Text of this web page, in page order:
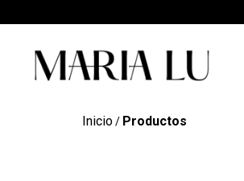
Inicio/ Productos